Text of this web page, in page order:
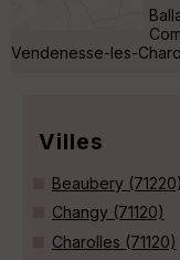
Vendenesse-les-
Villes
Beaubery (71220)
Changy (71120)
Charolles (71120)